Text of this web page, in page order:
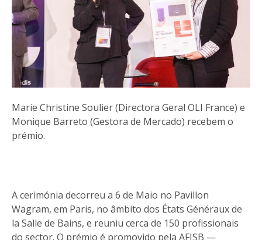
Marie Christine Soulier (Directora Geral OLI France) e
Monique Barreto (Gestora de Mercado) recebem o
prémio.
A cerimónia decorreu a 6 de Maio no Pavillon
Wagram, em Paris, no âmbito dos États Généraux de
la Salle de Bains, e reuniu cerca de 150 profissionais
do sector. O prémio é promovido pela AFISB —